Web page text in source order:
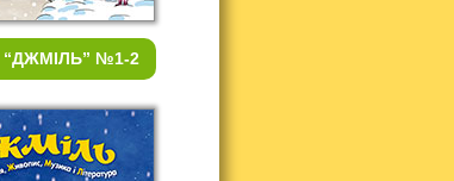
“ДЖМІЛЬ” №1-2